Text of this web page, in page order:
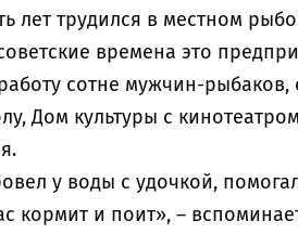
лет трудился в местном
времена это
работу сотне мужчин-
Дом культуры с
у воды с удочкой,
кормит и поит», –